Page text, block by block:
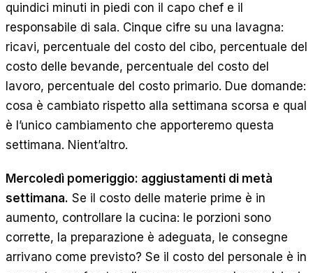
quindici minuti in piedi con il capo chef e il
responsabile di sala. Cinque cifre su una lavagna:
ricavi, percentuale del costo del cibo, percentuale del
costo delle bevande, percentuale del costo del
lavoro, percentuale del costo primario. Due domande:
cosa è cambiato rispetto alla settimana scorsa e qual
è l’unico cambiamento che apporteremo questa
settimana. Nient’altro.
Mercoledì pomeriggio: aggiustamenti di metà
settimana. Se il costo delle materie prime è in
aumento, controllare la cucina: le porzioni sono
corrette, la preparazione è adeguata, le consegne
arrivano come previsto? Se il costo del personale è in